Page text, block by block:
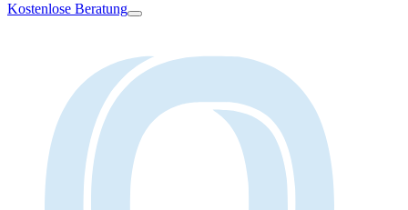
Kostenlose Beratung